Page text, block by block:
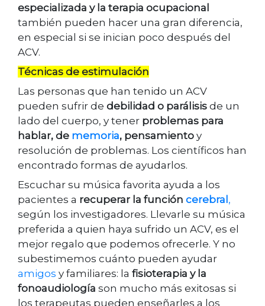
especializada y la terapia ocupacional
también pueden hacer una gran diferencia,
en especial si se inician poco después del
ACV.
Técnicas de estimulación
Las personas que han tenido un ACV
pueden sufrir de debilidad o parálisis de un
lado del cuerpo, y tener problemas para
hablar, de memoria, pensamiento y
resolución de problemas. Los científicos han
encontrado formas de ayudarlos.
Escuchar su música favorita ayuda a los
pacientes a recuperar la función cerebral,
según los investigadores. Llevarle su música
preferida a quien haya sufrido un ACV, es el
mejor regalo que podemos ofrecerle. Y no
subestimemos cuánto pueden ayudar
amigos y familiares: la fisioterapia y la
fonoaudiología son mucho más exitosas si
los terapeutas pueden enseñarles a los